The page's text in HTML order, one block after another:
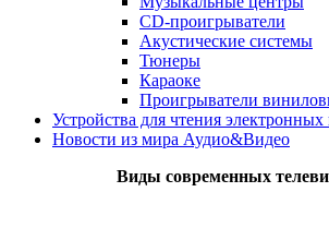
CD-проигрыватели
Акустические системы
Тюнеры
Караоке
Проигрыватели
Устройства для чтения электронных
Новости из мира Аудио&Видео
Виды современных